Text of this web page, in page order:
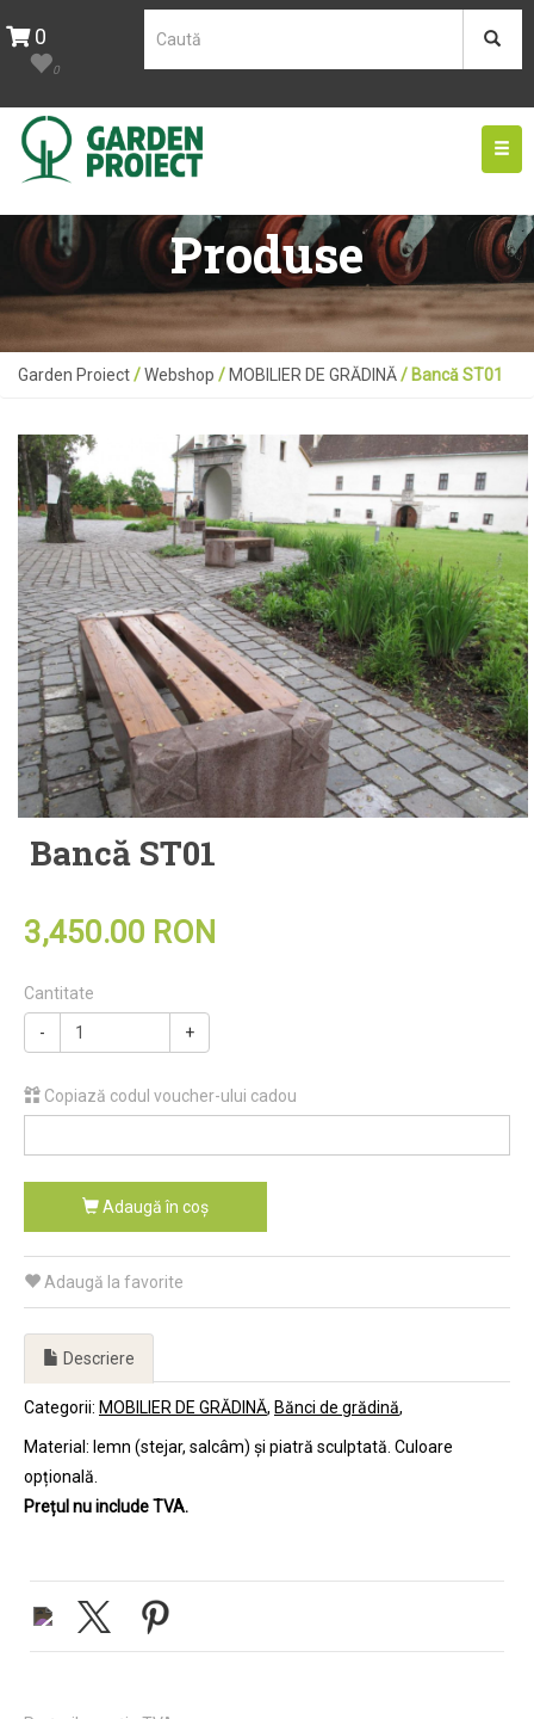
0
0
Produse
Garden Proiect/Webshop / MOBILIER DE GRĂDINĂ/ Bancă ST01
Bancă ST01
3,450.00 RON
Cantitate
- +
Copiază codul voucher-ului cadou
Adaugă în coş
Adaugă la favorite
Descriere
Categorii: MOBILIER DE GRĂDINĂ Bănci de grădină
Material: lemn (stejar, salcâm) și piatră sculptată. Culoare
opțională.
Prețul nu include TVA.